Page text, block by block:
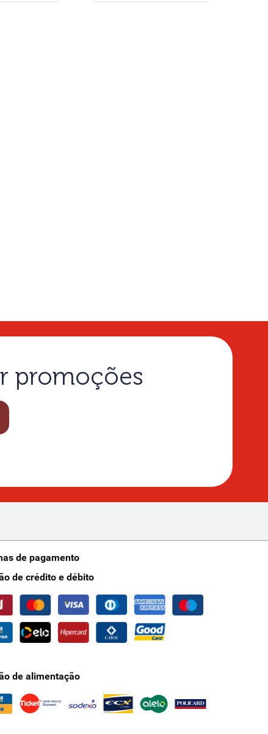
promoções
de pagamento
de crédito e débito
de alimentação